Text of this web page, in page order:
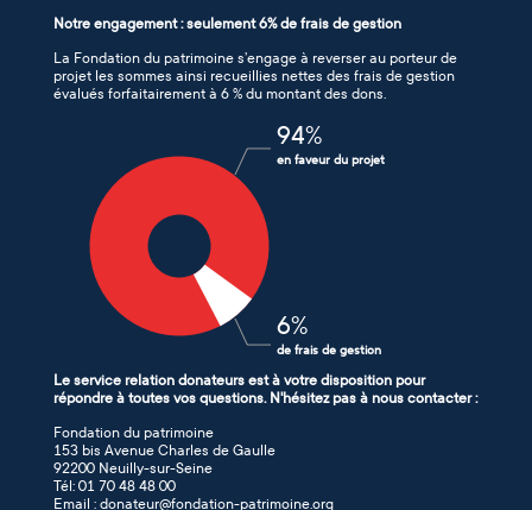
Notre engagement : seulement 6% de frais de gestion
La Fondation du patrimoine s’engage à reverser au porteur de
projet les sommes ainsi recueillies nettes des frais de gestion
évalués forfaitairement à 6 % du montant des dons.
94%
en faveur du projet
6%
de frais de gestion
Le service relation donateurs est à votre disposition pour
répondre à toutes vos questions. N'hésitez pas à nous contacter :
Fondation du patrimoine
153 bis Avenue Charles de Gaulle
92200 Neuilly-sur-Seine
Tél: 01 70 48 48 00
Email : donateur@fondation-patrimoine.org